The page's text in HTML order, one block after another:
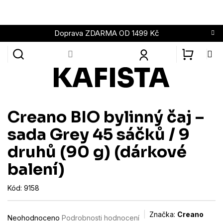
obsah
Doprava ZDARMA OD 1499 Kč
Creano BIO bylinný čaj –
sada Grey 45 sáčků / 9
druhů (90 g) (dárkové
balení)
Kód: 9158
Průměrné
Neohodnoceno Podrobnosti hodnocení Značka: Creano